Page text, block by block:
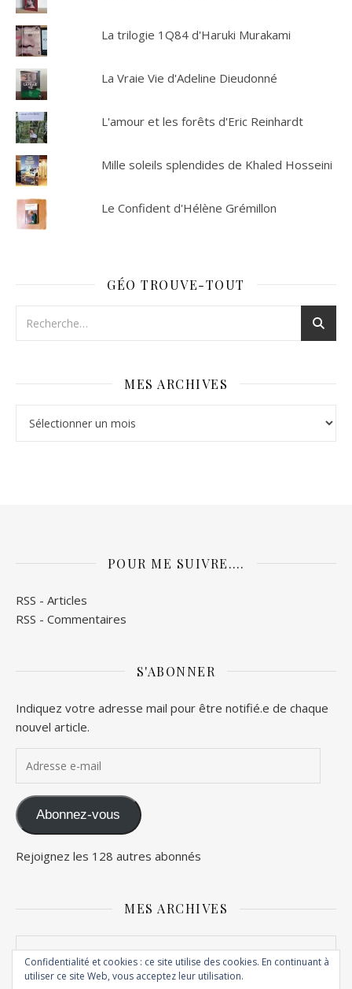
La trilogie 1Q84 d'Haruki Murakami
La Vraie Vie d'Adeline Dieudonné
L'amour et les forêts d'Eric Reinhardt
Mille soleils splendides de Khaled Hosseini
Le Confident d'Hélène Grémillon
GÉO TROUVE-TOUT
MES ARCHIVES
POUR ME SUIVRE….
RSS - Articles
RSS - Commentaires
S'ABONNER
Indiquez votre adresse mail pour être notifié.e de chaque
nouvel article.
Abonnez-vous
Rejoignez les 128 autres abonnés
MES ARCHIVES
Confidentialité et cookies : ce site utilise des cookies. En continuant à
utiliser ce site Web, vous acceptez leur utilisation.